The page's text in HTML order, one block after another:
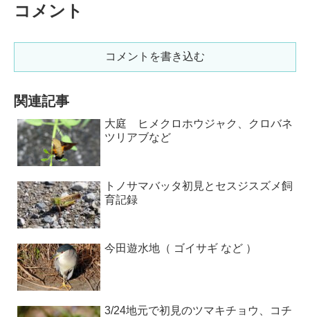
コメント
コメントを書き込む
関連記事
大庭 ヒメクロホウジャク、クロバネ
ツリアブなど
トノサマバッタ初見とセスジスズメ飼
育記録
今田遊水地（ ゴイサギ など ）
3/24地元で初見のツマキチョウ、コチ